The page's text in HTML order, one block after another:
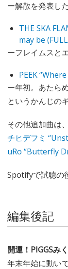
ー解散を発表し
THE SKA
may be
ーフレイムスと
PEEK
ー年初。あたら
というかんじの
その他追加曲は、
チヒデフミ
uRo “Butterfly
Spotifyで試聴の
編集後記
開運！PIGGSみ
年末年始に動い